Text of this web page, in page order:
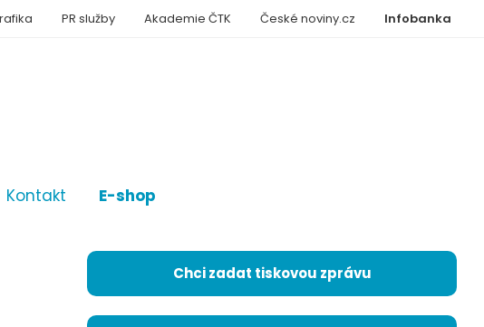
Kontakt E-shop
Infobanka
PR služby Akademie ČTK České noviny.cz
Chci zadat tiskovou zprávu